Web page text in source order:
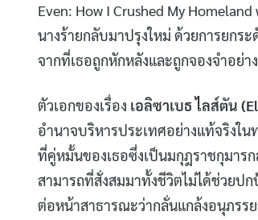
Even: How I Crushed My
นางร้ายกลับมาปรุงใหม่ ด้วยการยกร
จากที่เธอถูกหักหลังและถูกจองจำอย่า
ตัวเอกของเรื่อง เอลิซาเบธ ไลส์ตัน
อำนาจบริหารประเทศอย่างแท้จริงใ
ที่คู่หมั้นของเธอซึ่งเป็นมกุฎราชกุมาร
สามารถที่สั่งสมมาทั้งชีวิตไม่ได้ช่วยป
ต่อหน้าสาธารณะว่ากลั่นแกล้งอนุภรร